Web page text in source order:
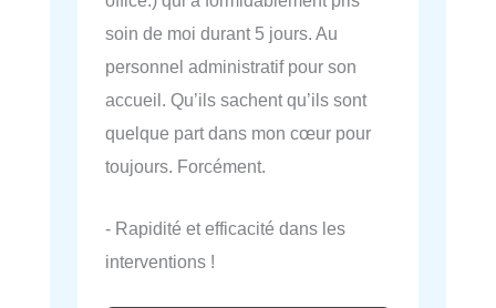
soin de moi durant 5 jours. Au
personnel administratif pour son
accueil. Qu’ils sachent qu’ils sont
quelque part dans mon cœur pour
toujours. Forcément.
- Rapidité et efficacité dans les
interventions !